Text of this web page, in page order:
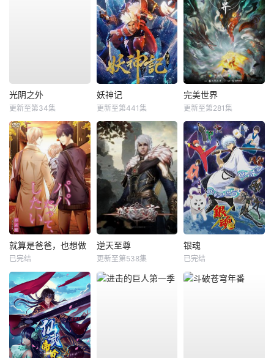
光阴之外
更新至第34集
妖神记
更新至第441集
完美世界
更新至第281集
就算是爸爸，也想做
已完结
逆天至尊
更新至第538集
银魂
已完结